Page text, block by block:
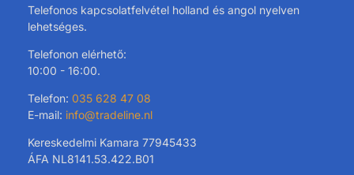
Telefonos kapcsolatfelvétel holland és angol nyelven
lehetséges.
Telefonon elérhető:
10:00 - 16:00.
Telefon: 035 628 47 08
E-mail: info@tradeline.nl
Kereskedelmi Kamara 77945433
ÁFA NL8141.53.422.B01